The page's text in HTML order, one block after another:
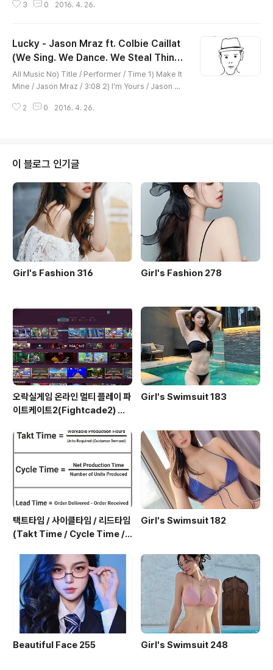
at / 3:09 4) Butterfly / Jason Mraz / 5:00 5) Live
az feat: James Morrison / 5:45 8) Coyotes / Jas
on Mraz / 3:38 9) Only Human / Jason Mraz / 4:0
3 0 2016. 4. 26.
Lucky - Jason Mraz ft. Colbie Caillat
(We Sing. We Dance. We Steal Thing
s, 2008)
All Music No) Title / Performer / Time 1) Make It
Mine / Jason Mraz / 3:08 2) I'm Yours / Jason Mr
at / 3:09 4) Butterfly / Jason Mraz / 5:00 5) Live
on Mraz / 3:38 9) Only Human / Jason Mraz / 4:0
2 10)..
2 0 2016. 4. 26.
이 블로그 인기글
Girl's Fashion 316 Girl's Fashion 278
오락실게임 온라인 멀티 플레이 파
이트케이트2(Fightcade2) 설
Girl's Swimsuit 183
택트타임 / 사이클타임 / 리드타임
(Takt Time / Cycle Time / L
Girl's Swimsuit 182
Beautiful Face 255 Girl's Swimsuit 248